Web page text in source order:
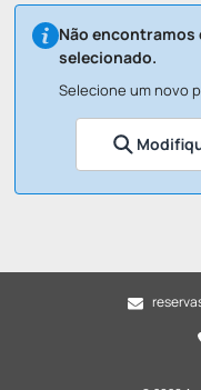
Não
selecionado.
Selecione um novo